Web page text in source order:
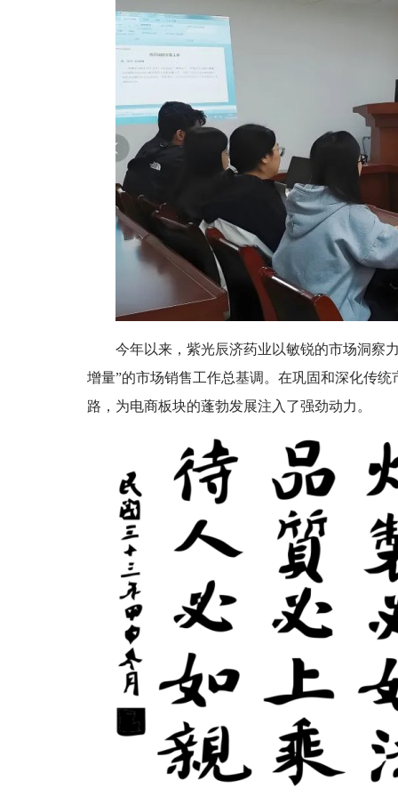
今年以来，紫光辰济药业以敏锐的市场洞察
增量”的市场销售工作总基调。在巩固和深化传
路，为电商板块的蓬勃发展注入了强劲动力。